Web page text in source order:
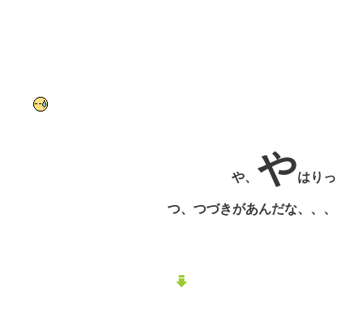
や、 やはりっ
つ、つづきがあんだな、、、